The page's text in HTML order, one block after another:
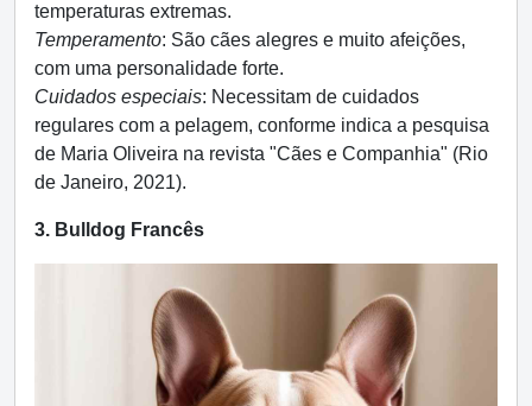
temperaturas extremas.
Temperamento: São cães alegres e muito afeições,
com uma personalidade forte.
Cuidados especiais: Necessitam de cuidados
regulares com a pelagem, conforme indica a pesquisa
de Maria Oliveira na revista "Cães e Companhia" (Rio
de Janeiro, 2021).
3. Bulldog Francês